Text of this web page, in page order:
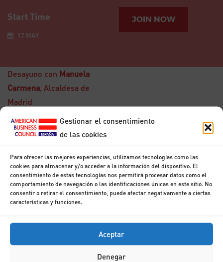
Gestionar el consentimiento
de las cookies
Para ofrecer las mejores experiencias, utilizamos tecnologías como las
cookies para almacenar y/o acceder a la información del dispositivo. El
consentimiento de estas tecnologías nos permitirá procesar datos como el
comportamiento de navegación o las identificaciones únicas en este sitio. No
consentir o retirar el consentimiento, puede afectar negativamente a ciertas
características y funciones.
Aceptar
Denegar
Start Time
17 MAY
JOIN NOW
Desayuno con Manuela
Carmena, Alcaldesa de
Madrid
DIC
Desayuno con Don
Francisco
Marhuenda